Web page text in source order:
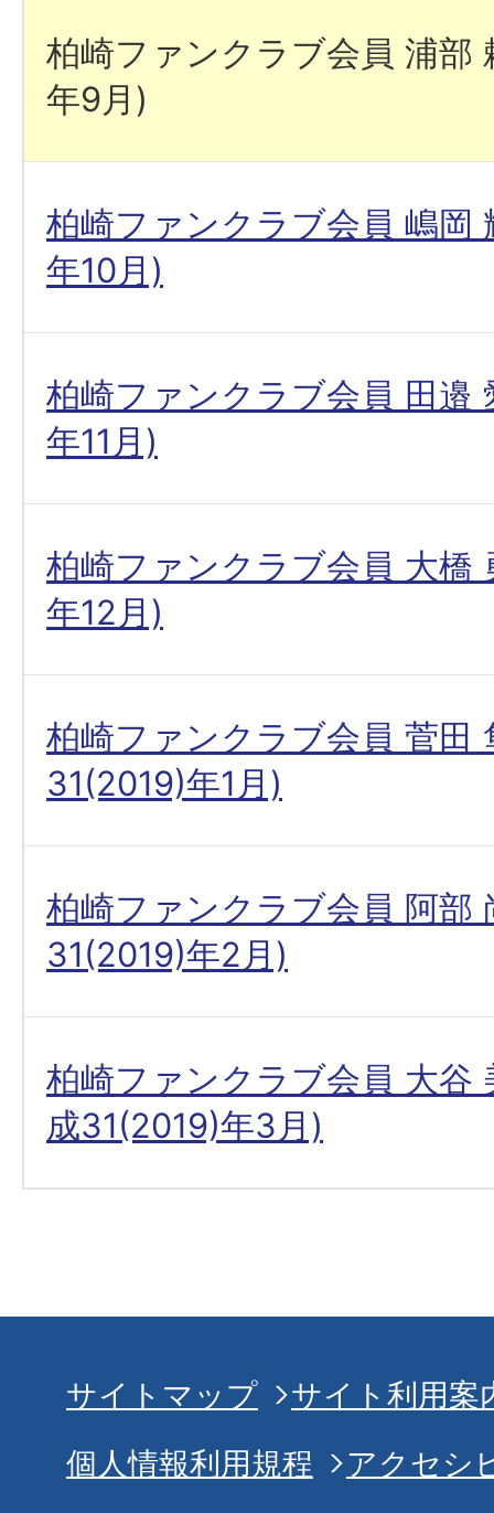
柏崎ファンクラブ会員 浦部
年9月)
柏崎ファンクラブ会員 嶋岡
年10月)
柏崎ファンクラブ会員 田邉
年11月)
柏崎ファンクラブ会員 大橋
年12月)
柏崎ファンクラブ会員 菅田
31(2019)年1月)
柏崎ファンクラブ会員 阿部
31(2019)年2月)
柏崎ファンクラブ会員 大谷
成31(2019)年3月)
サイトマップ
サイト利用案
個人情報利用規程
アクセシ